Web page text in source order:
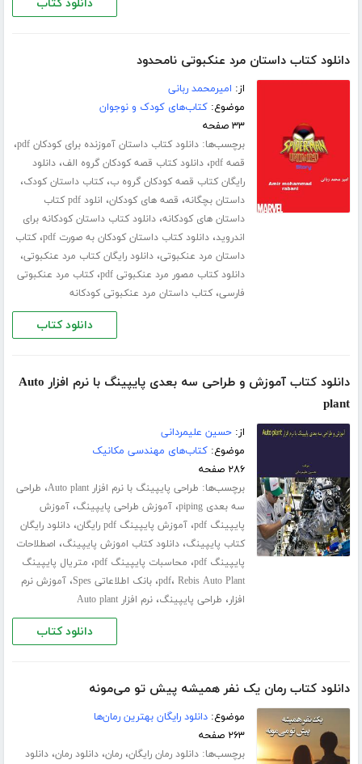
دانلود کتاب
دانلود کتاب داستان مرد عنکبوتی نامحدود
از: امیرمحمد ربانی
موضوع:کتاب‌های کودک و نوجوان
۳۳ صفحه
برچسب‌ها:دانلود کتاب داستان آموزنده برای کودکان pdf ،
قصه pdf ،دانلود کتاب قصه کودکان گروه الف،دانلود
رایگان کتاب قصه کودکان گروه ب،کتاب داستان کودک،
داستان بچگانه، قصه های کودکان،
انلود pdf کتاب
داستان های کودکانه،دانلود کتاب داستان کودکانه برای
اندروید،دانلود کتاب داستان کودکان به صورت pdf ،کتاب
داستان مرد عنکبوتی،دانلود رایگان کتاب مرد عنکبوتی،
دانلود کتاب مصور مرد عنکبوتی pdf ،کتاب مرد عنکبوتی
فارسی،کتاب داستان مرد عنکبوتی کودکانه
دانلود کتاب
دانلود کتاب آموزش و طراحی سه بعدی پایپینگ با نرم افزار Auto
plant
از:حسین علیمردانی
موضوع:کتاب‌های مهندسی مکانیک
۲۸۶ صفحه
برچسب‌ها: طراحی پایپینگ با نرم افزار Auto plant ، طراحی
سه بعدی piping
،آموزش طراحی پایپینگ،آموزش
پایپینگ pdf
،آموزش پایپینگ pdf رایگان ،دانلود رایگان
کتاب پایپینگ،دانلود کتاب اموزش پایپینگ، اصطلاحات
پایپینگ pdf
، محاسبات پایپینگ pdf ، متریال پایپینگ
pdf، Rebis Auto Plant ،بانک اطلاعاتی Spes ،آموزش نرم
افزار، طراحی پایپینگ،نرم افزار Auto plant
دانلود کتاب
دانلود کتاب رمان یک نفر همیشه پیش تو می‌مونه
موضوع:دانلود رایگان بهترین رمان‌ها
۲۶۳ صفحه
برچسب‌ها:دانلود رمان رایگان،رمان،دانلود رمان،دانلود